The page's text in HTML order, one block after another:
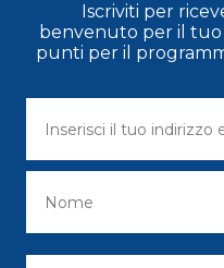
Iscriviti per
benvenuto per il tuo
punti per il